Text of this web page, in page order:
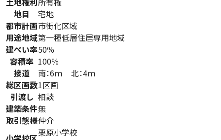
地目
宅地
都市計画市街化区域
用途地域第一種低層住居専用地域
建ぺい率50％
容積率 100％
接道
南：6ｍ 北：4ｍ
総区画数1区画
引渡し 相談
建築条件無
取引態様仲介
栗原小学校